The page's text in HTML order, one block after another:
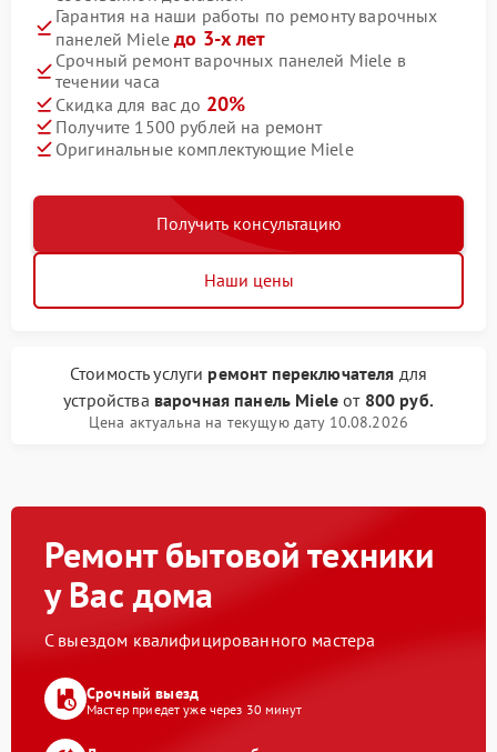
Гарантия на наши работы по ремонту варочных
панелей Mieleдо 3-х лет
Срочный ремонт варочных панелей Miele в
течении часа
Скидка для вас до 20%
Получите 1500 рублей на ремонт
Оригинальные комплектующие Miele
Получить консультацию
Наши цены
Стоимость услуги ремонт переключателя для
устройства варочная панель Miele от 800 руб.
Цена актуальна на текущую дату 10.08.2026
Ремонт бытовой техники
у Вас дома
С выездом квалифицированного мастера
Срочный выезд
Мастер приедет уже через 30 минут